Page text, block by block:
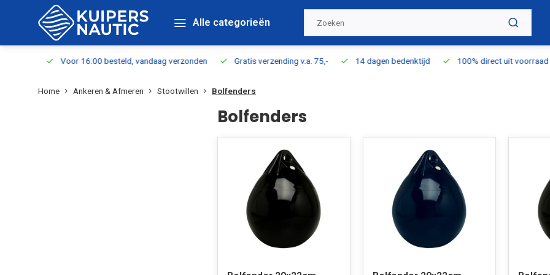
Alle categorieën
Voor 16:00 besteld, vandaag verzonden Gratis verzending v.a. 75,- 14 dagen bedenktijd 100% direct uit voorraad
Home Ankeren & Afmeren Stootwillen Bolfenders
Bolfenders